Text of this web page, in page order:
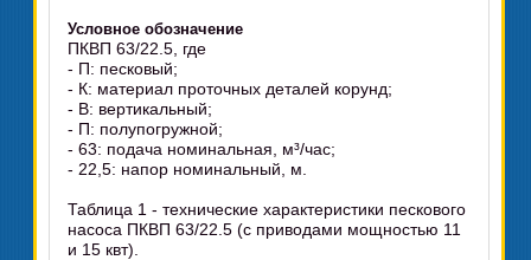
Условное обозначение
ПКВП 63/22.5, где
- П: песковый;
- К: материал проточных деталей корунд;
- В: вертикальный;
- П: полупогружной;
- 63: подача номинальная, м³/час;
- 22,5: напор номинальный, м.
Таблица 1 - технические характеристики пескового
насоса ПКВП 63/22.5 (с приводами мощностью 11
и 15 квт).